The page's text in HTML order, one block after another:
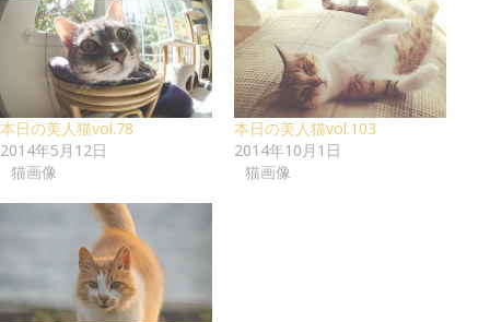
本日の美人猫vol.78
2014年5月12日
猫画像
本日の美人猫vol.103
2014年10月1日
猫画像